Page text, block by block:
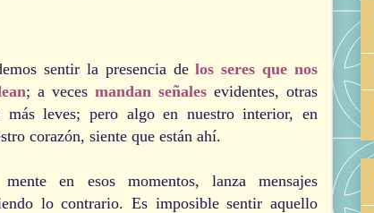
sentir la presencia delos seres que nos
; a veces mandan señales evidentes, otras
más leves; pero algo en nuestro interior, en
corazón, siente que están ahí.
en esos momentos, lanza mensajes
lo contrario. Es imposible sentir aquello